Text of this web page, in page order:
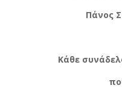
Πάνος
Κάθε